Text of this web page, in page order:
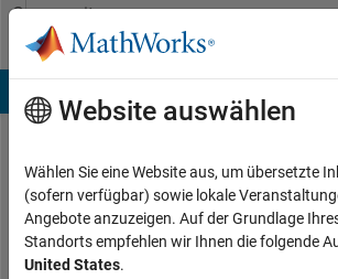
Weiter zum Inhalt
Community
Profile
依
帆
Last
Website auswählen
Wählen Sie eine Website aus, um übersetzte
(sofern verfügbar) sowie lokale
Angebote anzuzeigen. Auf der Grundlage
Standorts empfehlen wir Ihnen die folgende
United States.